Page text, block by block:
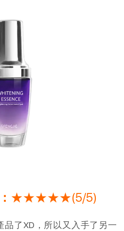
★★★★★(5/5)
品了XD，所以又入手了另一